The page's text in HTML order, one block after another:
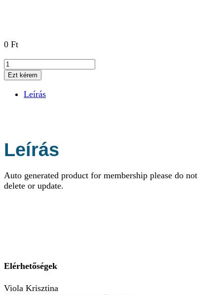
0 Ft
Membership
Product
mennyiség
Ezt kérem
Leírás
Leírás
Auto generated product for membership please do not
delete or update.
Elérhetőségek
Viola Krisztina